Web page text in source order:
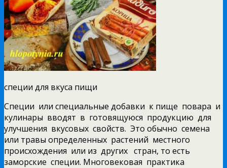
специи для вкуса пищи
Специи или специальные добавки к пище повара и
кулинары вводят в готовящуюся продукцию для
улучшения вкусовых свойств. Это обычно семена
или травы определенных растений местного
происхождения или из других стран, то есть
заморские специи. Многовековая практика